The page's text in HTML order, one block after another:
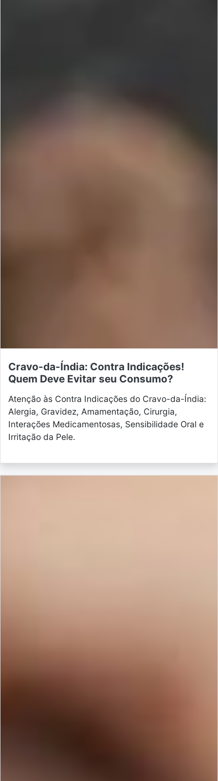
Cravo-da-Índia: Contra Indicações!
Quem Deve Evitar seu Consumo?
Atenção às Contra Indicações do Cravo-da-Índia:
Alergia, Gravidez, Amamentação, Cirurgia,
Interações Medicamentosas, Sensibilidade Oral e
Irritação da Pele.